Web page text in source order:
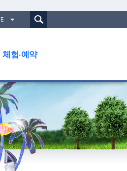
생시험소
자원연구소
통합검색(웹)
체험·예약